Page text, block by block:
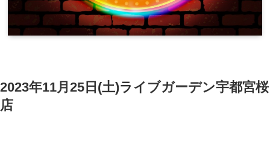
2023年11月25日(土)ライブガーデン宇都宮桜
店